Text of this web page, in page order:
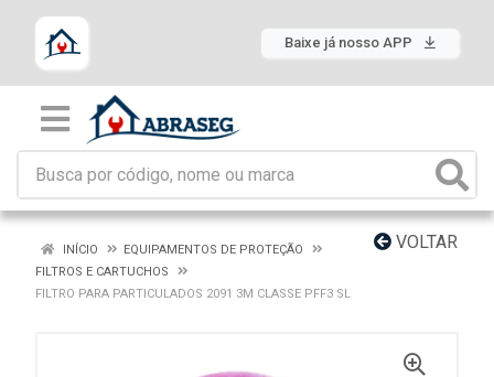
Baixe já nosso APP
VOLTAR
INÍCIO
EQUIPAMENTOS DE PROTEÇÃO
FILTROS E CARTUCHOS
FILTRO PARA PARTICULADOS 2091 3M CLASSE PFF3 SL